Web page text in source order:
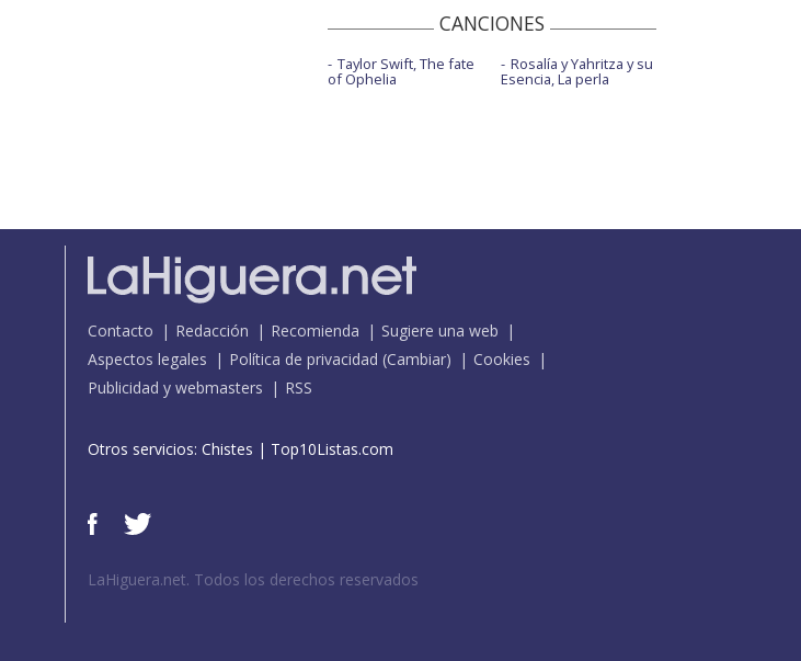
CANCIONES
Taylor Swift, The fate
of Ophelia
Rosalía y Yahritza y su
Esencia, La perla
Contacto Redacción Recomienda
Sugiere una web
Aspectos legales
Política de privacidad (Cambiar)
Cookies
Publicidad y webmasters
RSS
Otros servicios: Chistes | Top10Listas.com
LaHiguera.net. Todos los derechos reservados